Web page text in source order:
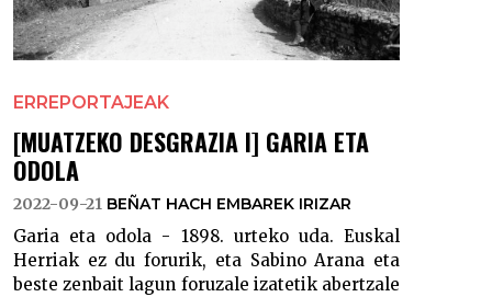
ERREPORTAJEAK
[MUATZEKO DESGRAZIA I] GARIA ETA
ODOLA
2022-09-21 BEÑAT HACH EMBAREK IRIZAR
Garia eta odola - 1898. urteko uda. Euskal
Herriak ez du forurik, eta Sabino Arana eta
beste zenbait lagun foruzale izatetik abertzale